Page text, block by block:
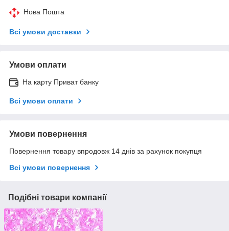
Нова Пошта
Всі умови доставки
Умови оплати
На карту Приват банку
Всі умови оплати
Умови повернення
Повернення товару впродовж 14 днів за рахунок покупця
Всі умови повернення
Подібні товари компанії